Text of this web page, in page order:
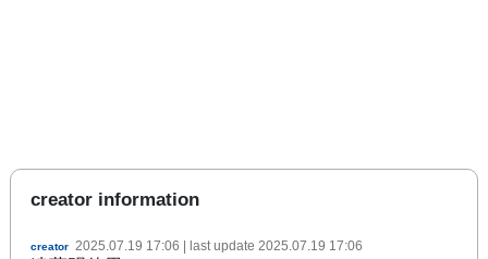
creator information
creator 2025.07.19 17:06 | last update 2025.07.19 17:06